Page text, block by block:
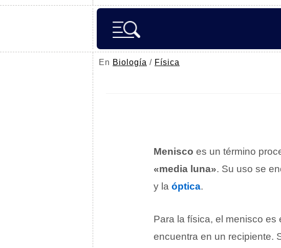
En Biología / Física
Menisco es un término
«media luna». Su uso se
y la óptica.
Para la física, el menisco es
encuentra en un recipiente.